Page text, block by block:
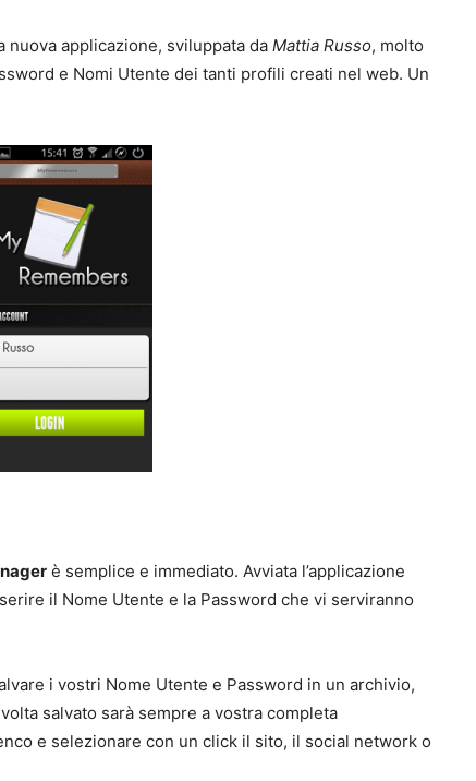
nuova applicazione, sviluppata da Mattia Russo, molto
e Nomi Utente dei tanti profili creati nel web. Un
è semplice e immediato. Avviata l’applicazione
il Nome Utente e la Password che vi serviranno
i vostri Nome Utente e Password in un archivio,
salvato sarà sempre a vostra completa
e selezionare con un click il sito, il social network o